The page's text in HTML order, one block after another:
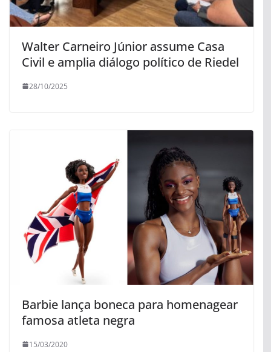
Walter Carneiro Júnior assume Casa
Civil e amplia diálogo político de Riedel
28/10/2025
Barbie lança boneca para homenagear
famosa atleta negra
15/03/2020